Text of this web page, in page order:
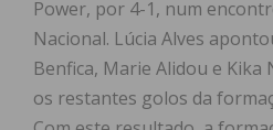
Power, por 4-1, num
Nacional. Lúcia Alves
Benfica, Marie Alidou e
os restantes golos da